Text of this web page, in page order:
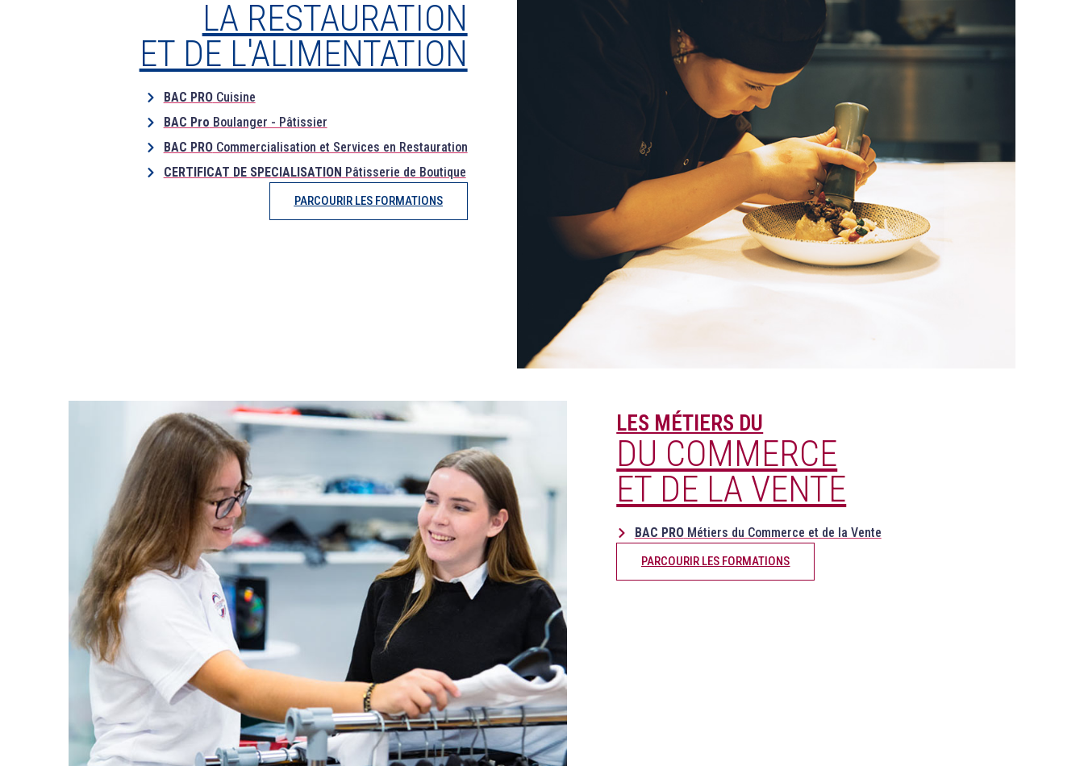
LA RESTAURATION
ET DE L'ALIMENTATION
BAC PROCuisine
BAC Pro Boulanger - Pâtissier
BAC PROCommercialisation et Services en Restauration
CERTIFICAT DE SPECIALISATION Pâtisserie de Boutique
PARCOURIR LES FORMATIONS
LES MÉTIERS DU
DU COMMERCE
ET DE LA VENTE
BAC PROMétiers du Commerce et de la Vente
PARCOURIR LES FORMATIONS